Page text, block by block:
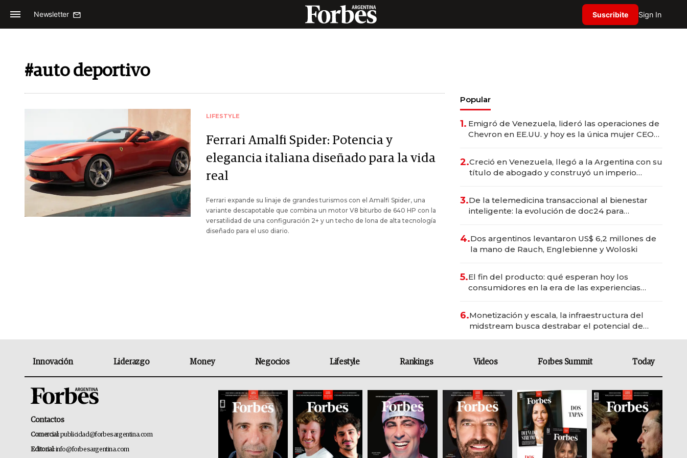
Newsletter Suscribite Sign In
#auto deportivo
LIFESTYLE
Ferrari Amalfi Spider: Potencia y
elegancia italiana diseñado para la vida
real
Ferrari expande su linaje de grandes turismos con el Amalfi Spider, una
variante descapotable que combina un motor V8 biturbo de 640 HP con la
versatilidad de una configuración 2+ y un techo de lona de alta tecnología
diseñado para el uso diario.
Popular
1. Emigró de Venezuela, lideró las operaciones de
Chevron en EE.UU. y hoy es la única mujer CEO
2.Creció en Venezuela, llegó a la Argentina con su
título de abogado y construyó un imperio
3.De la telemedicina transaccional al bienestar
inteligente: la evolución de doc24 para
4.Dos argentinos levantaron US$ 6,2 millones de
la mano de Rauch, Englebienne y Woloski
5.El fin del producto: qué esperan hoy los
consumidores en la era de las experiencias
6.Monetización y escala, la infraestructura del
midstream busca destrabar el potencial de
Innovación Liderazgo Money Negocios Lifestyle Rankings Videos Forbes Summit Today
Contactos
Comercial:publicidad@forbesargentina.com
Editorial:info@forbesargentina.com